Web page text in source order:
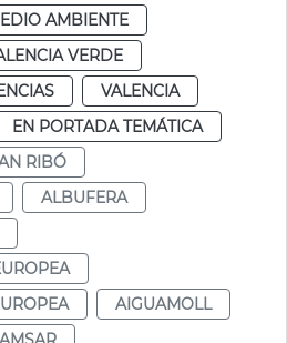
AMBIENTE
VERDE
VALENCIA
EN PORTADA TEMÁTICA
RIBÓ
ALBUFERA
AIGUAMOLL